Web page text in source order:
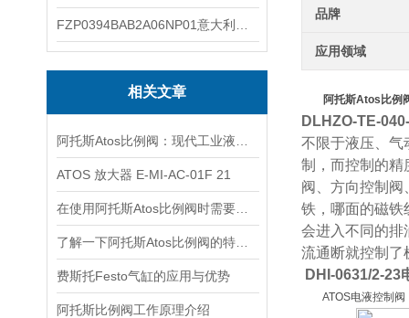
相关文章
ATOS 放大器 E-MI-AC-01F 21
费斯托Festo气缸的应用与优势
阿托斯比例阀工作原理介绍
品牌
应用领域
阿托斯Atos比例
DLHZO-TE-
不限于液压、气
制，而控制的精
阀、方向控制
铁，哪面的磁铁
会进入不同的排
流通断就控制了
DHI-0631/2-23
ATOS电液控制阀